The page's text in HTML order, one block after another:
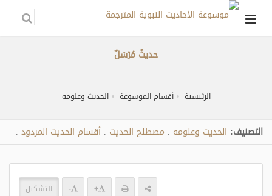
حديثٌ مُرْسَلٌ
الرئيسية أقسام الموسوعة الحديث وعلومه
التصنيف: الحديث وعلومه مصطلح الحديث أقسام الحديث المردود
+
- التشكيل